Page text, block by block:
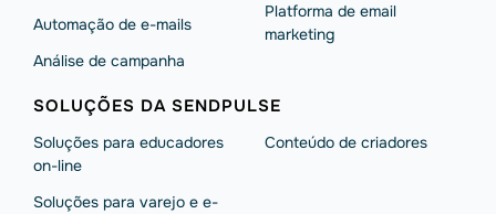
Automação de e-mails
Análise de campanha
Platforma de email
marketing
SOLUÇÕES DA SENDPULSE
Soluções para educadores
on-line
Soluções para varejo e e-
Conteúdo de criadores